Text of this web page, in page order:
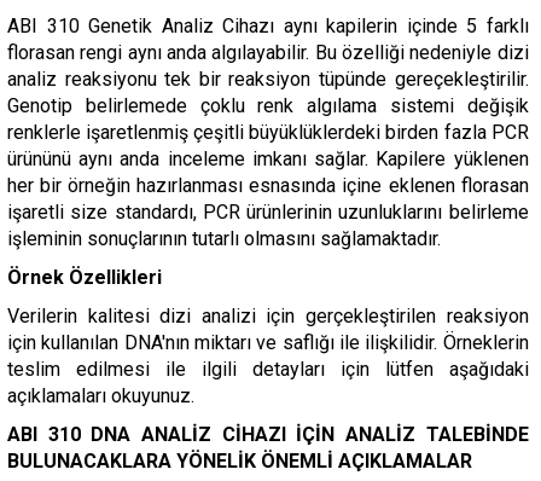
ABI 310 Genetik Analiz Cihazı aynı kapilerin içinde 5 farklı
florasan rengi aynı anda algılayabilir. Bu özelliği nedeniyle dizi
analiz reaksiyonu tek bir reaksiyon tüpünde gereçekleştirilir.
Genotip belirlemede çoklu renk algılama sistemi değişik
renklerle işaretlenmiş çeşitli büyüklüklerdeki birden fazla PCR
ürününü aynı anda inceleme imkanı sağlar. Kapilere yüklenen
her bir örneğin hazırlanması esnasında içine eklenen florasan
işaretli size standardı, PCR ürünlerinin uzunluklarını belirleme
işleminin sonuçlarının tutarlı olmasını sağlamaktadır.
Örnek Özellikleri
Verilerin kalitesi dizi analizi için gerçekleştirilen reaksiyon
için kullanılan DNA'nın miktarı ve saflığı ile ilişkilidir. Örneklerin
teslim edilmesi ile ilgili detayları için lütfen aşağıdaki
açıklamaları okuyunuz.
ABI 310 DNA ANALİZ CİHAZI İÇİN ANALİZ TALEBİNDE
BULUNACAKLARA YÖNELİK ÖNEMLİ AÇIKLAMALAR